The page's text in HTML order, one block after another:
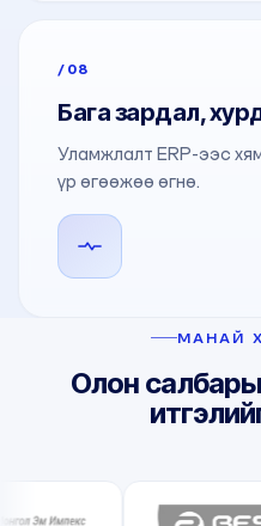
/08
Бага зардал,
Уламжлалт ERP-ээс
үр өгөөжөө өгнө.
МАНАЙ
Олон